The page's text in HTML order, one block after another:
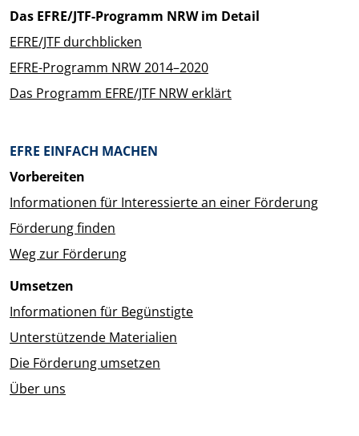
Das EFRE/JTF-Programm NRW im Detail
EFRE/JTF durchblicken
EFRE-Programm NRW 2014–2020
Das Programm EFRE/JTF NRW erklärt
EFRE EINFACH MACHEN
Vorbereiten
Informationen für Interessierte an einer Förderung
Förderung finden
Weg zur Förderung
Umsetzen
Informationen für Begünstigte
Unterstützende Materialien
Die Förderung umsetzen
Über uns